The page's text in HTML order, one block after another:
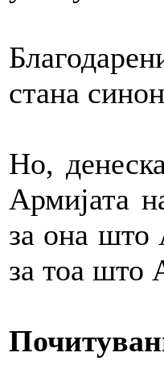
стана
Но,
Армијата
за она што
за тоа што